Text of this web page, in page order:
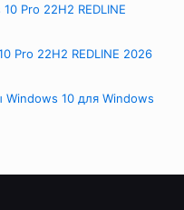
Pro 22H2 REDLINE
Pro 22H2 REDLINE 2026
Windows 10 для Windows